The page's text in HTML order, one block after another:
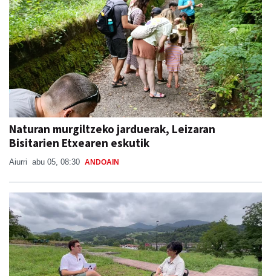
Naturan murgiltzeko jarduerak, Leizaran
Bisitarien Etxearen eskutik
Aiurri abu 05, 08:30 ANDOAIN